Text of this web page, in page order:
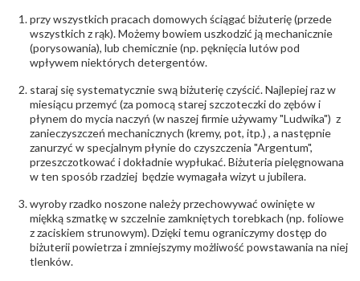
Rodzaje
kamieni:
Rubin
Ilość kamieni:
Rubin - 4 szt.
Szlif kamieni:
Masa kamieni
(łącznie)
ok. 2.8 ct
INNE PARAMETRY
Łańcuszek w
zestawie:
Producent
WĘC-Twój Jubiler S.C. Artur Węc, Małgorzata
679-25-92-107; sklep@wec.com.pl
Bezpieczeństwo
- rodzaj
ostrzeżenia:
Nie nadaje się dla dzieci w wieku poniżej 3 lat
,Elementy w wyrobie wykonane z białego złota
zawierają nikiel
przy wszystkich pracach domowych ściągać biżuterię (przede
wszystkich z rąk). Możemy bowiem uszkodzić ją mechanicznie
(porysowania), lub chemicznie (np. pęknięcia lutów pod
wpływem niektórych detergentów.
staraj się systematycznie swą biżuterię czyścić. Najlepiej raz w
miesiącu przemyć (za pomocą starej szczoteczki do zębów i
płynem do mycia naczyń (w naszej firmie używamy "Ludwika") z
zanieczyszczeń mechanicznych (kremy, pot, itp.) , a następnie
zanurzyć w specjalnym płynie do czyszczenia "Argentum",
przeszczotkować i dokładnie wypłukać. Biżuteria pielęgnowana
w ten sposób rzadziej będzie wymagała wizyt u jubilera.
wyroby rzadko noszone należy przechowywać owinięte w
miękką szmatkę w szczelnie zamkniętych torebkach (np. foliowe
z zaciskiem strunowym). Dzięki temu ograniczymy dostęp do
biżuterii powietrza i zmniejszymy możliwość powstawania na niej
tlenków.